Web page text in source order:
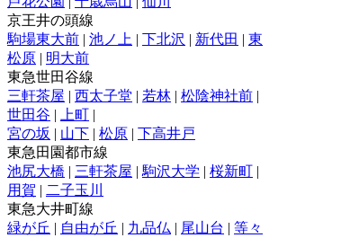
京王井の頭線
駒場東大前 | 池ノ上 | 下北沢 | 新代田 | 東
松原 | 明大前
東急世田谷線
三軒茶屋 | 西太子堂 | 若林 | 松陰神社前 |
世田谷 | 上町 |
宮の坂 | 山下 | 松原 | 下高井戸
東急田園都市線
池尻大橋 | 三軒茶屋 | 駒沢大学 | 桜新町 |
用賀 | 二子玉川
東急大井町線
緑が丘 | 自由が丘 | 九品仏 | 尾山台 | 等々